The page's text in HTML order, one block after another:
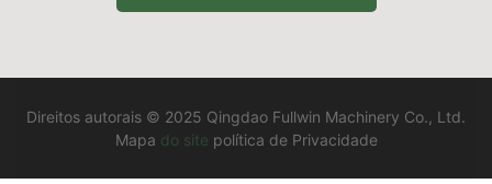
Direitos autorais © 2025 Qingdao Fullwin Machinery Co., Ltd.
Mapa do site política de Privacidade